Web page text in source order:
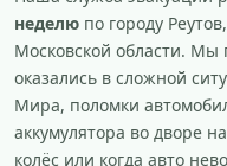
неделю по городу
Московской области. Мы
оказались в сложной
Мира, поломки
аккумулятора во дворе
колёс или когда авто